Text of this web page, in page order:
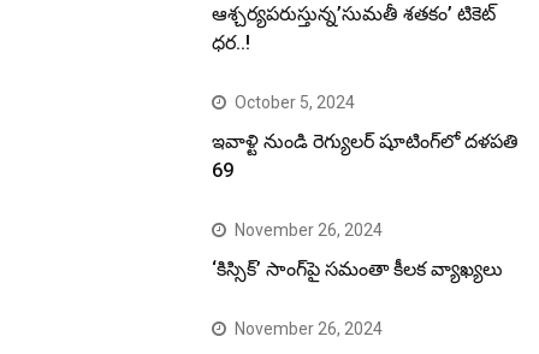
ఆశ్చర్యపరుస్తున్న’సుమతీ శతకం’ టికెట్
ధర..!
October 5, 2024
ఇవాళ్టి నుండి రెగ్యులర్ షూటింగ్‌లో దళపతి
69
November 26, 2024
‘కిస్సిక్’ సాంగ్‌పై సమంతా కీలక వ్యాఖ్యలు
November 26, 2024